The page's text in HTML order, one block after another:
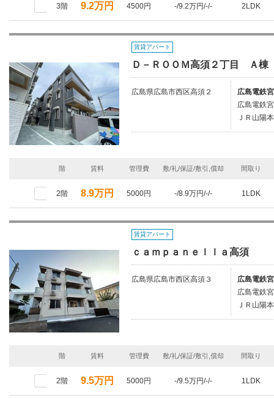
3階 9.2万円 4500円 -/9.2万円/-/- 2LDK
賃貸アパート
Ｄ－ＲＯＯＭ高須２丁目 Ａ棟
広島県広島市西区高須２
広島電鉄
広島電鉄
ＪＲ山陽
階 賃料 管理費 敷/礼/保証/敷引,償却 間取り
2階 8.9万円 5000円 -/8.9万円/-/- 1LDK
賃貸アパート
ｃａｍｐａｎｅｌｌａ高須
広島県広島市西区高須３
広島電鉄
広島電鉄
ＪＲ山陽
階 賃料 管理費 敷/礼/保証/敷引,償却 間取り
2階 9.5万円 5000円 -/9.5万円/-/- 1LDK